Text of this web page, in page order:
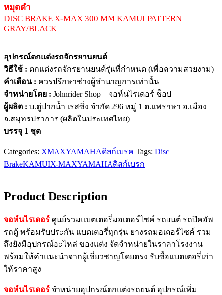
หมุดดำ
DISC BRAKE X-MAX 300 MM KAMUI PATTERN
GRAY/BLACK
อุปกรณ์ตกแต่งรถจักรยานยนต์
วิธีใช้ : ตกแต่งรถจักรยานยนต์รุ่นที่กำหนด (เพื่อความสวยงาม)
คำเตือน : ควรปรึกษาช่างผู้ชำนาญการเท่านั้น
จำหน่ายโดย : Johnrider Shop – จอห์นไรเดอร์ ช็อป
ผู้ผลิต : บ.ตู่ปากน้ำ เรสซิ่ง จำกัด 296 หมู่ 1 ต.แพรกษา อ.เมือง
จ.สมุทรปราการ (ผลิตในประเทศไทย)
บรรจุ 1 ชุด
Categories: XMAXYAMAHAดิสก์เบรค Tags: Disc
BrakeKAMUIX-MAXYAMAHAดิสก์เบรก
Product Description
จอห์นไรเดอร์ ศูนย์รวมแบตเตอรี่มอเตอร์ไซค์ รถยนต์ รถปิคอัพ
รถตู้ พร้อมรับประกัน แบตเตอรี่ทุกรุ่น ยางรถมอเตอร์ไซค์ รวม
ถึงยังมีอุปกรณ์อะไหล่ ของแต่ง จัดจำหน่ายในราคาโรงงาน
พร้อมให้คำแนะนำจากผู้เชี่ยวชาญโดยตรง รับซื้อแบตเตอรี่เก่า
ให้ราคาสูง
จอห์นไรเดอร์ จำหน่ายอุปกรณ์ตกแต่งรถยนต์ อุปกรณ์เพิ่ม